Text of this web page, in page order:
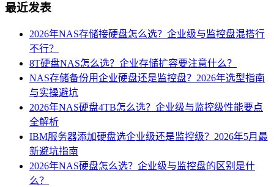
最近发表
2026年NAS存储接硬盘怎么选？企业级与监控盘混搭行
不行？
8T硬盘NAS怎么选？企业存储扩容要注意什么？
NAS存储备份用企业硬盘还是监控盘？2026年选型指南
与实操避坑
2026年NAS硬盘4TB怎么选？企业级与监控级性能要点
全解析
IBM服务器添加硬盘选企业级还是监控级？2026年5月最
新避坑指南
2026年NAS硬盘怎么选？企业级与监控盘的区别是什
么？